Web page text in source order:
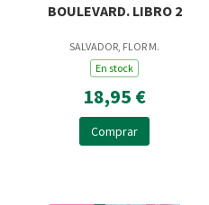
BOULEVARD. LIBRO 2
SALVADOR, FLOR M.
En stock
18,95 €
Comprar